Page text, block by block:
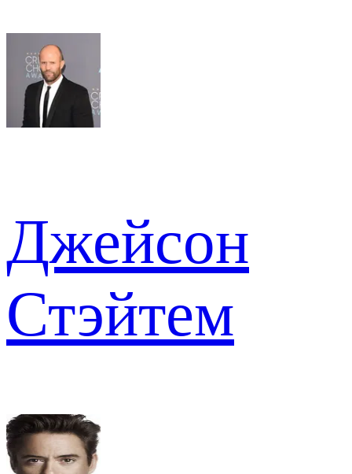
Джейсон
Стэйтем